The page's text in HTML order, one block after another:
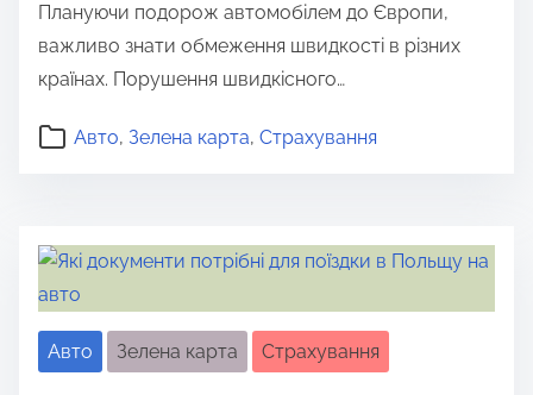
Плануючи подорож автомобілем до Європи,
важливо знати обмеження швидкості в різних
країнах. Порушення швидкісного…
Авто, Зелена карта, Страхування
Авто Зелена карта Страхування